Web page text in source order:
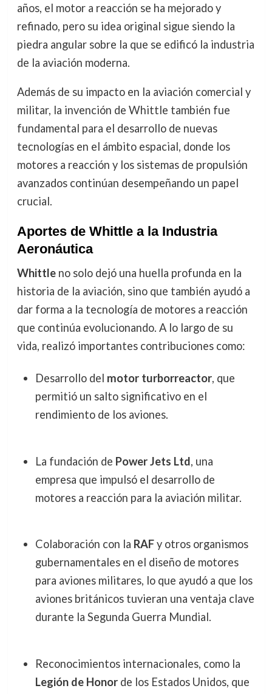
años, el motor a reacción se ha mejorado y
refinado, pero su idea original sigue siendo la
piedra angular sobre la que se edificó la industria
de la aviación moderna.
Además de su impacto en la aviación comercial y
militar, la invención de Whittle también fue
fundamental para el desarrollo de nuevas
tecnologías en el ámbito espacial, donde los
motores a reacción y los sistemas de propulsión
avanzados continúan desempeñando un papel
crucial.
Aportes de Whittle a la Industria
Aeronáutica
Whittleno solo dejó una huella profunda en la
historia de la aviación, sino que también ayudó a
dar forma a la tecnología de motores a reacción
que continúa evolucionando. A lo largo de su
vida, realizó importantes contribuciones como:
Desarrollo del motor turborreactor, que
permitió un salto significativo en el
rendimiento de los aviones.
La fundación de Power Jets Ltd, una
empresa que impulsó el desarrollo de
motores a reacción para la aviación militar.
Colaboración con la RAFy otros organismos
gubernamentales en el diseño de motores
para aviones militares, lo que ayudó a que los
aviones británicos tuvieran una ventaja clave
durante la Segunda Guerra Mundial.
Reconocimientos internacionales, como la
Legión de Honorde los Estados Unidos, que